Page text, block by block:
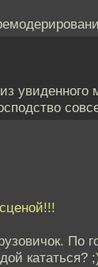
увиденного
По
кататься?